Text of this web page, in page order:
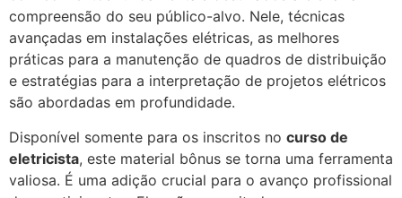
compreensão do seu público-alvo. Nele, técnicas
avançadas em instalações elétricas, as melhores
práticas para a manutenção de quadros de distribuição
e estratégias para a interpretação de projetos elétricos
são abordadas em profundidade.
Disponível somente para os inscritos no curso de
eletricista, este material bônus se torna uma ferramenta
valiosa. É uma adição crucial para o avanço profissional